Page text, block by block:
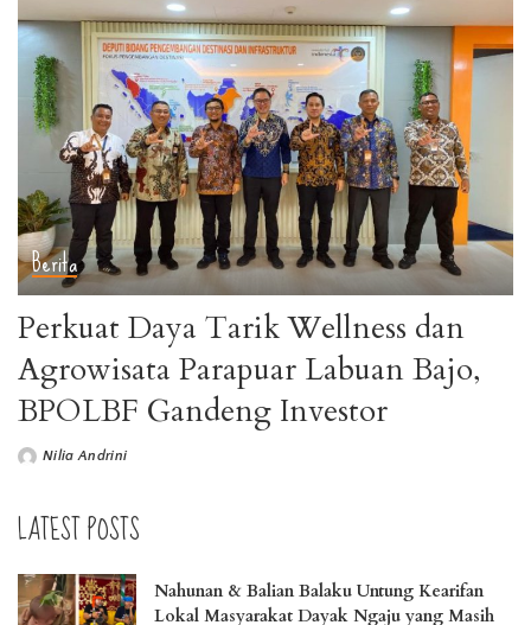
Berita
Perkuat Daya Tarik Wellness dan
Agrowisata Parapuar Labuan Bajo,
BPOLBF Gandeng Investor
Nilia Andrini
LATEST POSTS
Nahunan & Balian Balaku Untung Kearifan
Lokal Masyarakat Dayak Ngaju yang Masih